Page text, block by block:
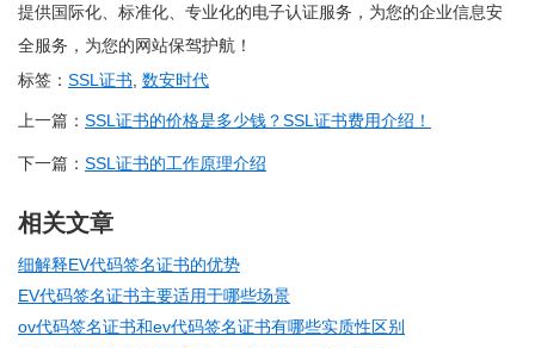
提供国际化、标准化、专业化的电子认证服务，为您的企业信息安
全服务，为您的网站保驾护航！
标签： SSL证书 数安时代
上一篇： SSL证书的价格是多少钱？SSL证书费用介绍！
下一篇： SSL证书的工作原理介绍
相关文章
细解释EV代码签名证书的优势
EV代码签名证书主要适用于哪些场景
ov代码签名证书和ev代码签名证书有哪些实质性区别